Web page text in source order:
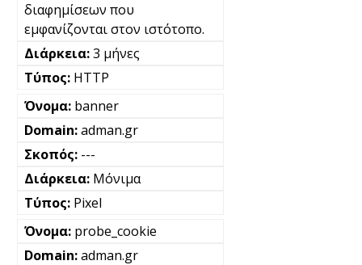
διαφημίσεων που
εμφανίζονται στον ιστότοπο.
3 μήνες
HTTP
banner
adman.gr
---
Μόνιμα
Pixel
probe_cookie
adman.gr